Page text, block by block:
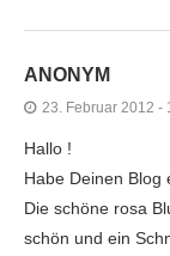
ANONYM
23. Februar 2012 -
Hallo !
Habe Deinen Blog
Die schöne rosa
schön und ein